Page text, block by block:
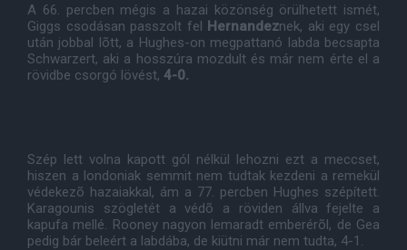
A 66. percben mégis a hazai közönség örülhetett ismét,
Giggs csodásan passzolt fel Hernandeznek, aki egy csel
után jobbal lõtt, a Hughes-on megpattanó labda becsapta
Schwarzert, aki a hosszúra mozdult és már nem érte el a
rövidbe csorgó lövést, 4-0.
Szép lett volna kapott gól nélkül lehozni ezt a meccset,
hiszen a londoniak semmit nem tudtak kezdeni a remekül
védekezõ hazaiakkal, ám a 77. percben Hughes szépített.
Karagounis szögletét a védõ a röviden állva fejelte a
kapufa mellé. Rooney nagyon lemaradt emberérõl, de Gea
pedig bár beleért a labdába, de kiütni már nem tudta, 4-1.